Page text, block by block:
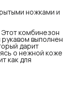
ножками и
комбинезон
выполнен
дарит
о нежной коже
как для